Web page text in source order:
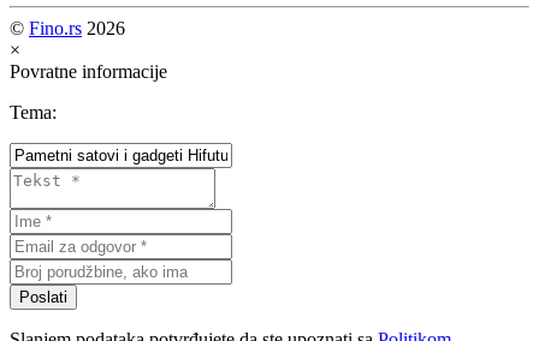
© Fino.rs 2026
×
Povratne informacije
Tema:
Poslati